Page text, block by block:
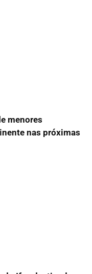
menores
nas próximas